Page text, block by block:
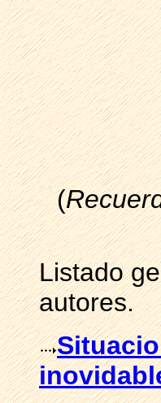
(
Listado
autores.